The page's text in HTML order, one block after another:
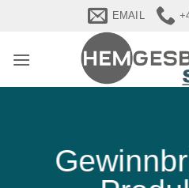
EMAIL